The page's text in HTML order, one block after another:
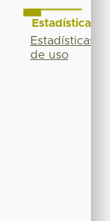
Estadísticas
Estadísticas
de uso